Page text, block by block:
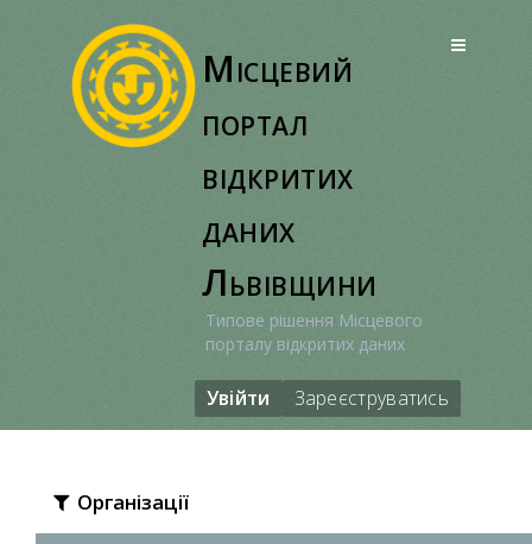
Місцевий
портал
відкритих
даних
Львівщини
Типове рішення Місцевого
порталу відкритих даних
Увійти Зареєструватись
Організації